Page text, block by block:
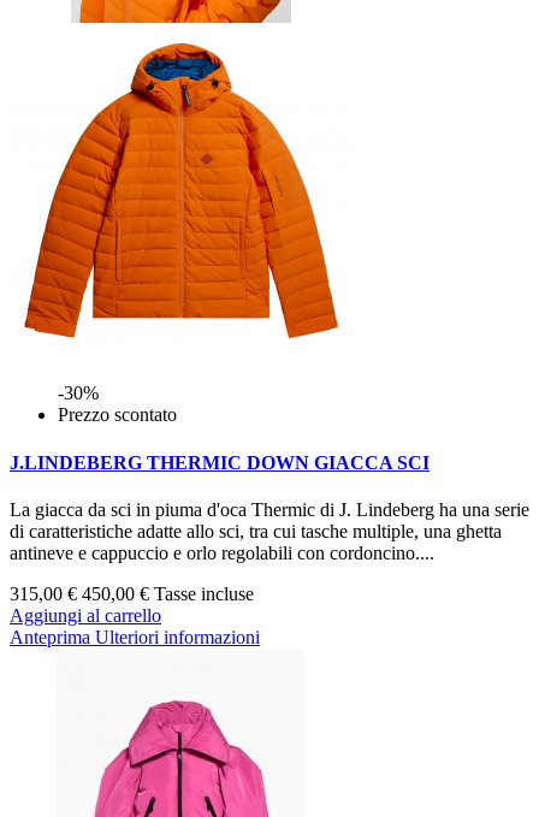
-30%
Prezzo scontato
J.LINDEBERG THERMIC DOWN GIACCA SCI
La giacca da sci in piuma d'oca Thermic di J. Lindeberg ha una serie
di caratteristiche adatte allo sci, tra cui tasche multiple, una ghetta
antineve e cappuccio e orlo regolabili con cordoncino....
315,00 € 450,00 € Tasse incluse
Aggiungi al carrello
Anteprima Ulteriori informazioni